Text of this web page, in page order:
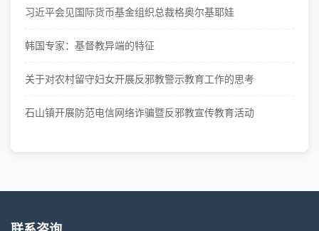
习近平会见国际货币基金组织总裁格奥尔基耶娃
韩国专家：基督教异端的特征
关于对农村留守妇女开展反邪教警示教育工作的思考
石山镇开展防范电信网络诈骗暨反邪教宣传教育活动